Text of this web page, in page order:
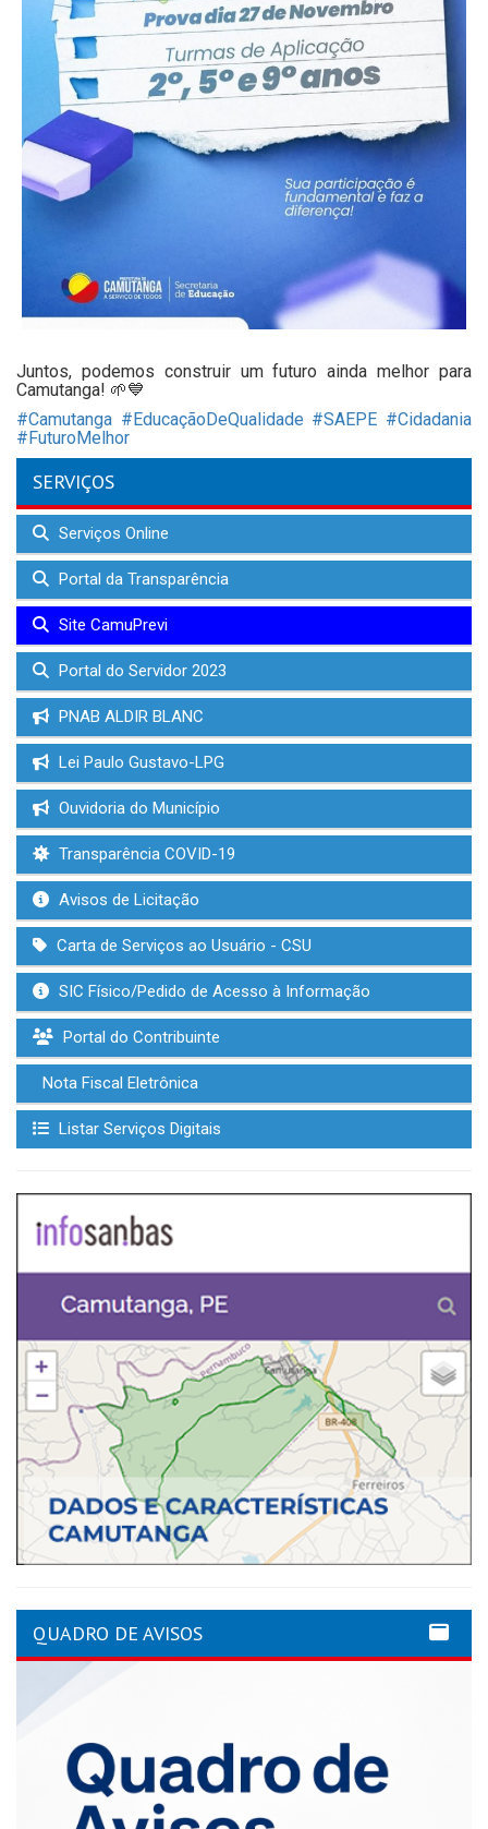
Juntos, podemos construir um futuro ainda melhor para
Camutanga! 🌱💙
#Camutanga #EducaçãoDeQualidade #SAEPE #Cidadania
#FuturoMelhor
SERVIÇOS
Serviços Online
Portal da Transparência
Site CamuPrevi
Portal do Servidor 2023
PNAB ALDIR BLANC
Lei Paulo Gustavo-LPG
Ouvidoria do Município
Transparência COVID-19
Avisos de Licitação
Carta de Serviços ao Usuário - CSU
SIC Físico/Pedido de Acesso à Informação
Portal do Contribuinte
Nota Fiscal Eletrônica
Listar Serviços Digitais
QUADRO DE AVISOS